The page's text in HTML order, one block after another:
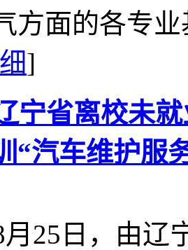
方面的各专
]
宁省离校未
“汽车维护服
月25日，由辽